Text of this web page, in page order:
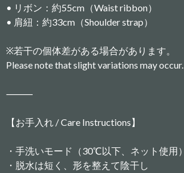
• リボン：約55cm（Waist ribbon）
• 肩紐：約33cm（Shoulder strap）
※若干の個体差がある場合があります。
Please note that slight variations may occur.
⸻
【お手入れ / Care Instructions】
・手洗いモード（30℃以下、ネット使用）
・脱水は短く、形を整えて陰干し